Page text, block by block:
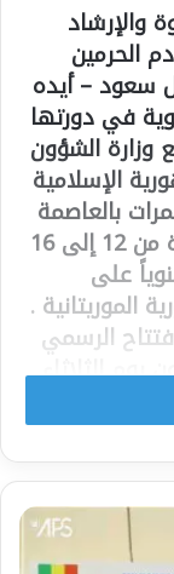
والإرشاد
الحرمين
سعود – أيده
في دورتها
وزارة الشؤون
الإسلامية
بالعاصمة
نواكشوط، والتي ستنطلق خلال الفترة من 12 إلى 16
سنوياً على
.
الرسمي
يوم الثلاثاء
أيام من
فيما
من الشهر
هذه المسابقة
16 دولة، في حين يبلغ عدد